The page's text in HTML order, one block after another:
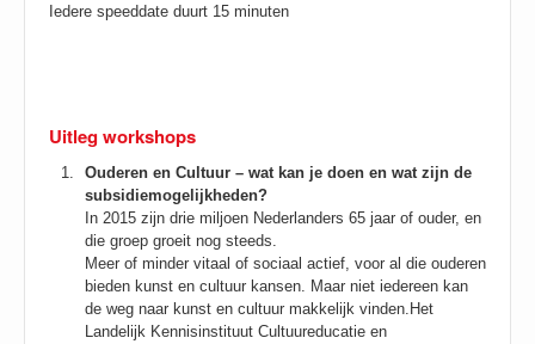
Iedere speeddate duurt 15 minuten
Uitleg workshops
Ouderen en Cultuur – wat kan je doen en wat zijn de
subsidiemogelijkheden?
In 2015 zijn drie miljoen Nederlanders 65 jaar of ouder, en
die groep groeit nog steeds.
Meer of minder vitaal of sociaal actief, voor al die ouderen
bieden kunst en cultuur kansen. Maar niet iedereen kan
de weg naar kunst en cultuur makkelijk vinden.Het
Landelijk Kennisinstituut Cultuureducatie en